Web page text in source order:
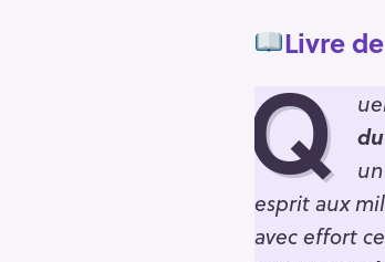
Livre
Q
esprit aux
avec effort